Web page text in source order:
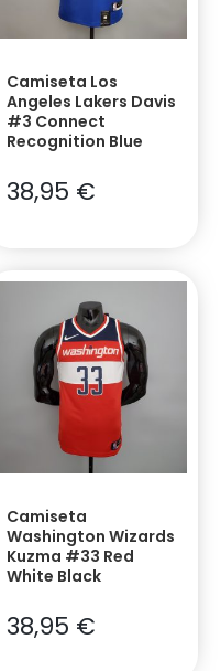
Camiseta Los
Angeles Lakers Davis
#3 Connect
Recognition Blue
38,95 €
Camiseta
Washington Wizards
Kuzma #33 Red
White Black
38,95 €